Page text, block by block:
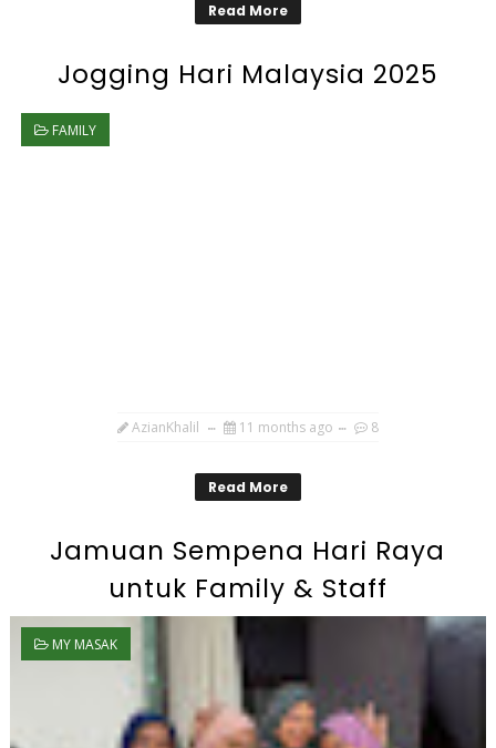
Read More
Jogging Hari Malaysia 2025
FAMILY
AzianKhalil 11 months ago 8
Read More
Jamuan Sempena Hari Raya
untuk Family & Staff
MY MASAK